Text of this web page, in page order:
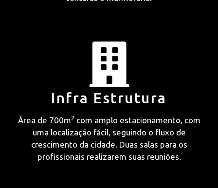
Infra Estrutura
Área de 700m2 com amplo estacionamento, com
uma localização fácil, seguindo o fluxo de
crescimento da cidade. Duas salas para os
profissionais realizarem suas reuniões.